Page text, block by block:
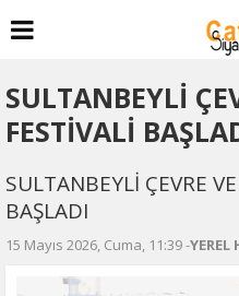
SULTANBEYLİ
FESTİVALİ
SULTANBEYLİ ÇEVRE
BAŞLADI
15 Mayıs 2026, Cuma, 11:39 -YEREL